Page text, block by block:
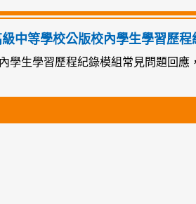
中等學校公版校內學生學習歷
學生學習歷程紀錄模組常見問題回應